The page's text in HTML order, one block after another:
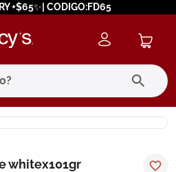
+$65✨| CODIGO:FD65
whitex101gr